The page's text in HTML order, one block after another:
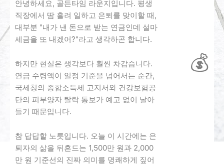
안녕하세요, 골든타임 라운지입니다. 평생
직장에서 땀 흘려 일하고 은퇴를 맞이할 때,
대부분 "내가 낸 돈으로 받는 연금인데 설마
세금을 또 내겠어?"라고 생각하곤 합니다.
하지만 현실은 생각보다 훨씬 차갑습니다.
연금 수령액이 일정 기준을 넘어서는 순간,
국세청의 종합소득세 고지서와 건강보험공
단의 피부양자 탈락 통보가 예고 없이 날아
들기 때문입니다.
참 답답할 노릇입니다. 오늘 이 시간에는 은
퇴자의 삶을 뒤흔드는 1,500만 원과 2,000
만 원 기준선의 진짜 의미를 명쾌하게 짚어
💰